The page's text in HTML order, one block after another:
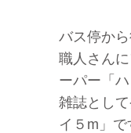
バス停か
職人さん
ーパー「
雑誌とし
イ５m」で